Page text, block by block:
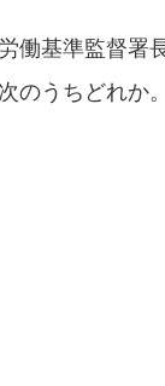
働基準監督署
のうちどれか。